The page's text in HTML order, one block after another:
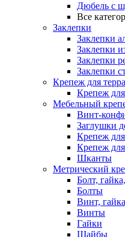
Дюбель с
Все
Заклепки
Заклепки
Заклепки
Заклепки
Заклепки
Крепеж для
Крепеж
Мебельный
Винт-
Заглушки
Крепеж
Крепеж
Шканты
Метрический
Болт,
Болты
Винт,
Винты
Гайки
Шайбы